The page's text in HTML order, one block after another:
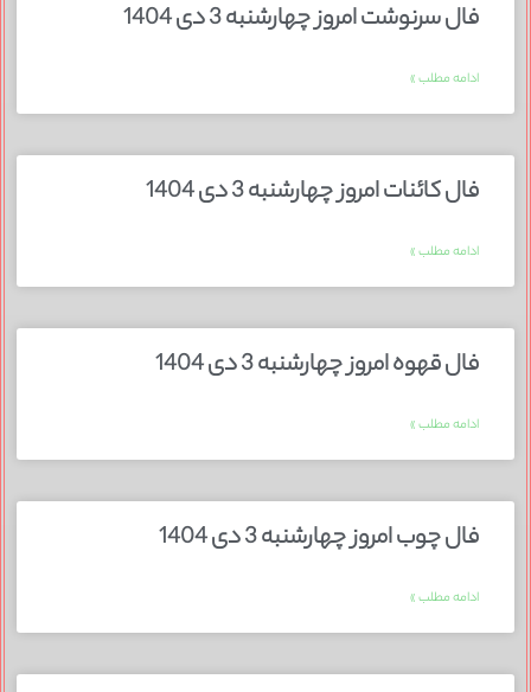
فال سرنوشت امروز چهارشنبه 3 دی 1404
ادامه مطلب »
فال کائنات امروز چهارشنبه 3 دی 1404
ادامه مطلب »
فال قهوه امروز چهارشنبه 3 دی 1404
ادامه مطلب »
فال چوب امروز چهارشنبه 3 دی 1404
ادامه مطلب »